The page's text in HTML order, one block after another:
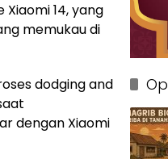
14, yang
memukau di
dodging and
dengan Xiaomi